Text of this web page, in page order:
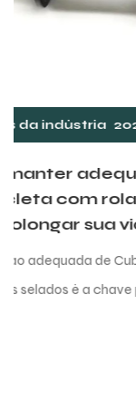
Notícias
No design
parte